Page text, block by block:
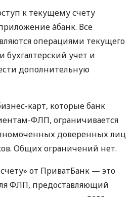
к текущему счету
àбанк. Все
операциями текущего
учет и
дополнительную
карт, которые банк
ФЛП, ограничивается
доверенных лиц
Общих ограничений нет.
от ПриватБанк — это
ФЛП, предоставляющий